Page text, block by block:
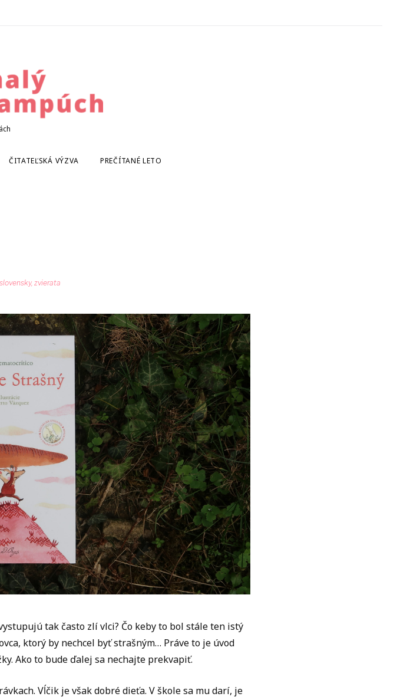
ČITATEĽSKÁ VÝZVA PREČÍTANÉ LETO
slovensky, zvierata
tak často zlí vlci? Čo keby to bol stále ten istý
ktorý by nechcel byť strašným… Práve to je úvod
Ako to bude ďalej sa nechajte prekvapiť.
Vĺčik je však dobré dieťa. V škole sa mu darí, je